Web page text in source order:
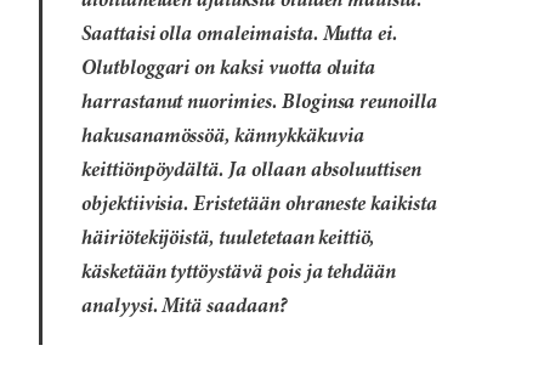
Saattaisi olla omaleimaista. Mutta ei.
Olutbloggari on kaksi vuotta oluita
harrastanut nuorimies. Bloginsa reunoilla
hakusanamössöä, kännykkäkuvia
keittiönpöydältä. Ja ollaan absoluuttisen
objektiivisia. Eristetään ohraneste kaikista
häiriötekijöistä, tuuletetaan keittiö,
käsketään tyttöystävä pois ja tehdään
analyysi. Mitä saadaan?